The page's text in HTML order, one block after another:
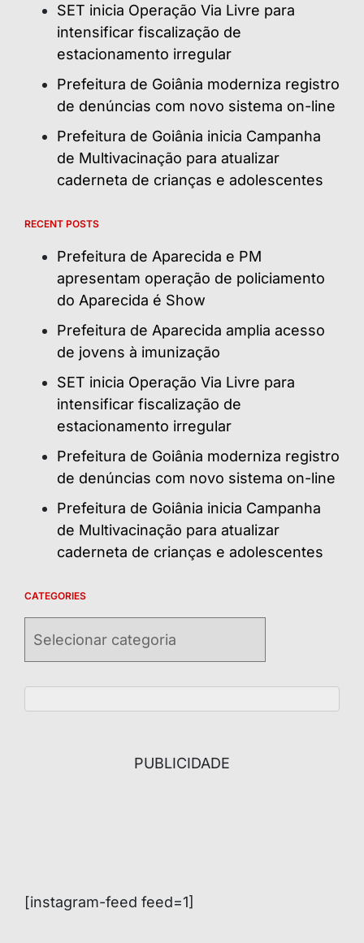
SET inicia Operação Via Livre para
intensificar fiscalização de
estacionamento irregular
Prefeitura de Goiânia moderniza registro
de denúncias com novo sistema on-line
Prefeitura de Goiânia inicia Campanha
de Multivacinação para atualizar
caderneta de crianças e adolescentes
RECENT POSTS
Prefeitura de Aparecida e PM
apresentam operação de policiamento
do Aparecida é Show
Prefeitura de Aparecida amplia acesso
de jovens à imunização
SET inicia Operação Via Livre para
intensificar fiscalização de
estacionamento irregular
Prefeitura de Goiânia moderniza registro
de denúncias com novo sistema on-line
Prefeitura de Goiânia inicia Campanha
de Multivacinação para atualizar
caderneta de crianças e adolescentes
CATEGORIES
PUBLICIDADE
[instagram-feed feed=1]